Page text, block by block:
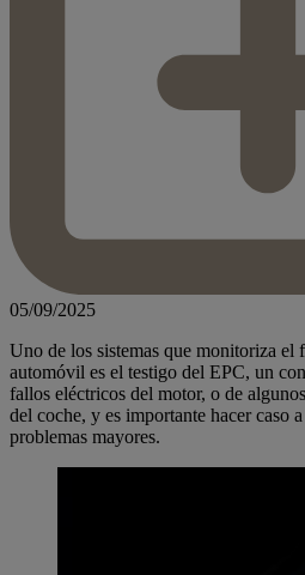
05/09/2025
Uno de los sistemas que monitoriza el
automóvil es el testigo del EPC, un
fallos eléctricos del motor, o de
del coche, y es importante hacer caso
problemas mayores.